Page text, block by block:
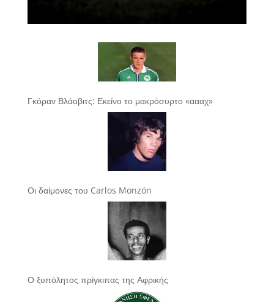
Γκόραν Βλάοβιτς: Εκείνο το μακρόσυρτο «αααχ»
Οι δαίμονες του Carlos Monzón
Ο ξυπόλητος πρίγκιπας της Αφρικής